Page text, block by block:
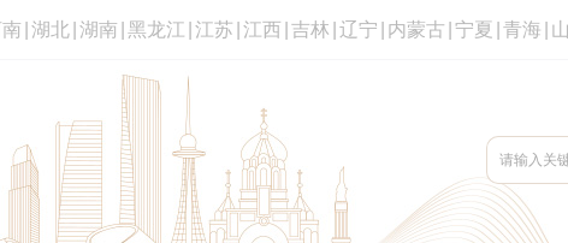
湖北 湖南 黑龙江 江苏 江西 吉林 辽宁 内蒙古 宁夏 青海